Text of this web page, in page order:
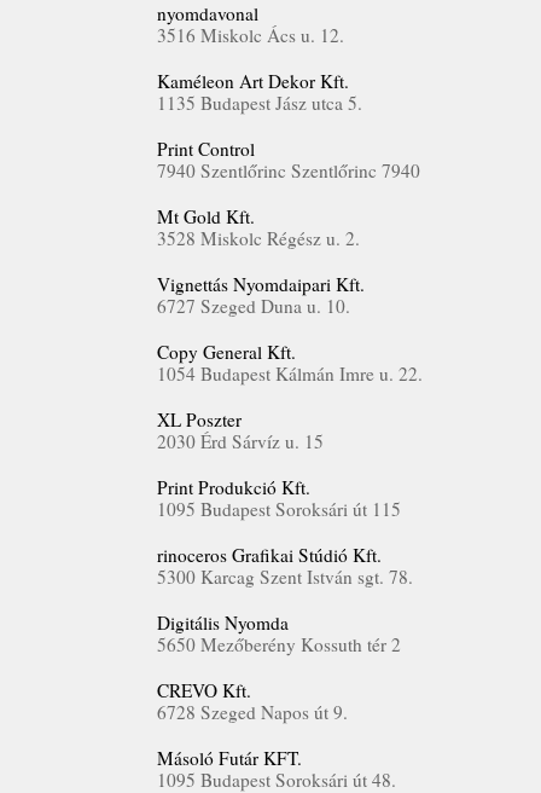
nyomdavonal
3516 Miskolc Ács u. 12.
Kaméleon Art Dekor Kft.
1135 Budapest Jász utca 5.
Print Control
7940 Szentlőrinc Szentlőrinc 7940
Mt Gold Kft.
3528 Miskolc Régész u. 2.
Vignettás Nyomdaipari Kft.
6727 Szeged Duna u. 10.
Copy General Kft.
1054 Budapest Kálmán Imre u. 22.
XL Poszter
2030 Érd Sárvíz u. 15
Print Produkció Kft.
1095 Budapest Soroksári út 115
rinoceros Grafikai Stúdió Kft.
5300 Karcag Szent István sgt. 78.
Digitális Nyomda
5650 Mezőberény Kossuth tér 2
CREVO Kft.
6728 Szeged Napos út 9.
Másoló Futár KFT.
1095 Budapest Soroksári út 48.